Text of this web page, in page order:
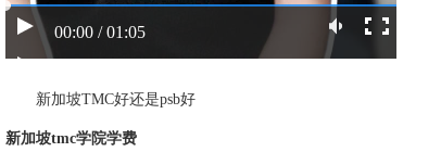
00:00 / 01:05
新加坡TMC好还是psb好
新加坡tmc学院学费